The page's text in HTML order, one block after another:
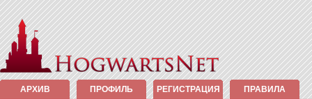
АРХИВ ПРОФИЛЬ РЕГИСТРАЦИЯ ПРАВИЛА